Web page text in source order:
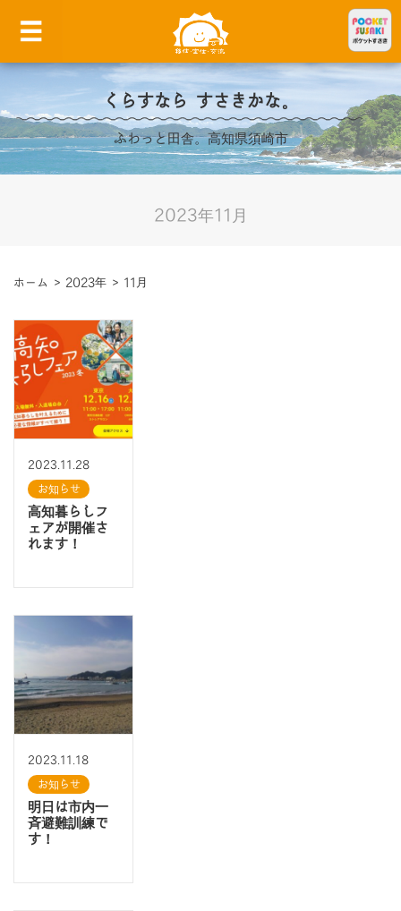
くらすなら すさきかな。
ふわっと田舎。高知県須崎市
2023年11月
ホーム > 2023年 > 11月
2023.11.28
お知らせ
高知暮らしフ
ェアが開催さ
れます！
2023.11.18
お知らせ
明日は市内一
斉避難訓練で
す！